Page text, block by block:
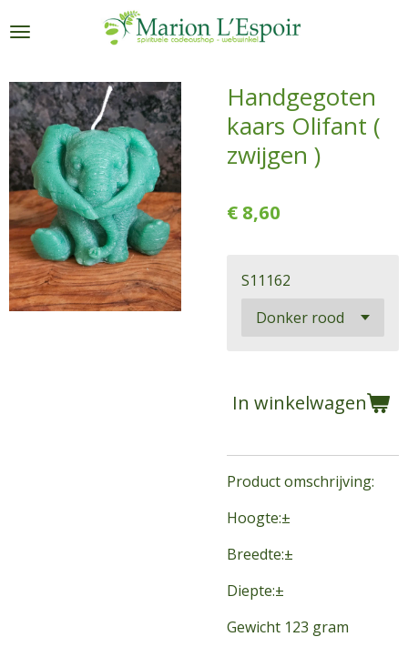
direct
de
hoofdinhoud
Handgegoten
kaars Olifant (
zwijgen )
€ 8,60
S11162
In winkelwagen
Product omschrijving:
Hoogte:±
Breedte:±
Diepte:±
Gewicht 123 gram